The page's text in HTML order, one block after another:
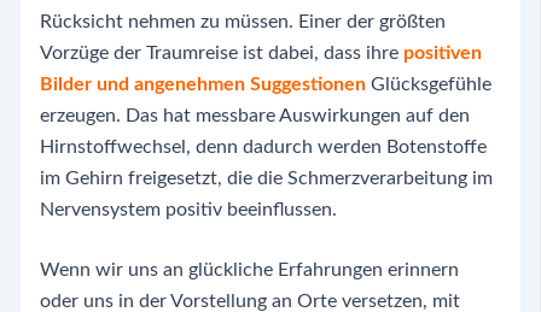
Rücksicht nehmen zu müssen. Einer der größten
Vorzüge der Traumreise ist dabei, dass ihrepositiven
Bilder und angenehmen SuggestionenGlücksgefühle
erzeugen. Das hat messbare Auswirkungen auf den
Hirnstoffwechsel, denn dadurch werden Botenstoffe
im Gehirn freigesetzt, die die Schmerzverarbeitung im
Nervensystem positiv beeinflussen.
Wenn wir uns an glückliche Erfahrungen erinnern
oder uns in der Vorstellung an Orte versetzen, mit